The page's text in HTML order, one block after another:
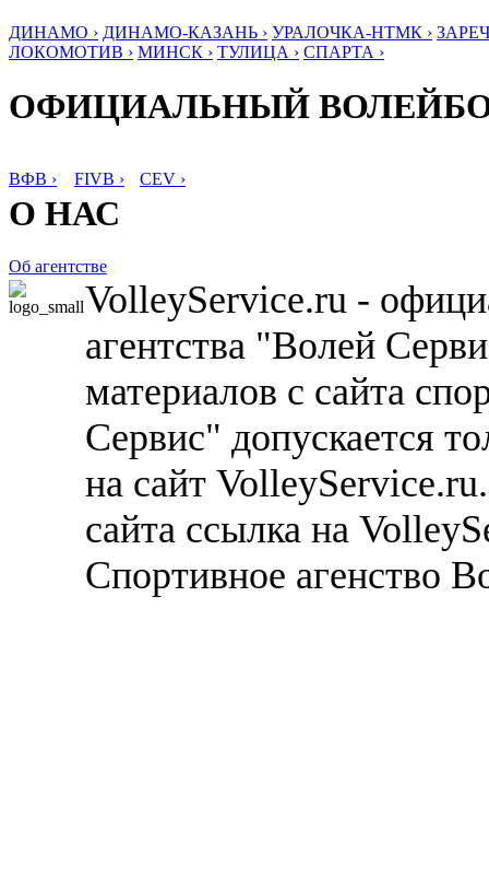
ДИНАМО › ДИНАМО-КАЗАНЬ › УРАЛОЧКА-НТМК ›
ЛОКОМОТИВ › МИНСК › ТУЛИЦА › СПАРТА ›
ОФИЦИАЛЬНЫЙ
ВФВ › FIVB › CEV ›
О НАС
Об агентстве
VolleyService.ru -
агентства "Волей
материалов с сайта
Сервис" допускается
на сайт
сайта ссылка на
Спортивное агенство